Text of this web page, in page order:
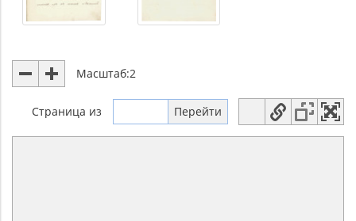
Масштаб:2
Страница из